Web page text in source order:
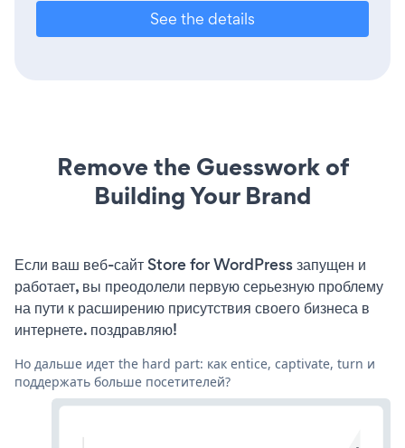
See the details
Remove the Guesswork of
Building Your Brand
Если ваш веб-сайт Store for WordPress запущен и
работает, вы преодолели первую серьезную проблему
на пути к расширению присутствия своего бизнеса в
интернете. поздравляю!
Но дальше идет the hard part: как entice, captivate, turn и
поддержать больше посетителей?